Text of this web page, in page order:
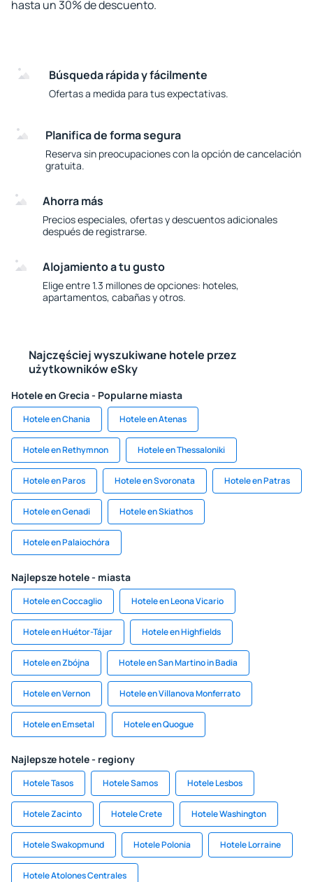
hasta un 30% de descuento.
Búsqueda rápida y fácilmente
Ofertas a medida para tus expectativas.
Planifica de forma segura
Reserva sin preocupaciones con la opción de cancelación
gratuita.
Ahorra más
Precios especiales, ofertas y descuentos adicionales
después de registrarse.
Alojamiento a tu gusto
Elige entre 1.3 millones de opciones: hoteles,
apartamentos, cabañas y otros.
Najczęściej wyszukiwane hotele przez
użytkowników eSky
Hotele en Grecia - Popularne miasta
Hotele en Chania Hotele en Atenas
Hotele en Rethymnon Hotele en Thessaloniki
Hotele en Paros Hotele en Svoronata Hotele en Patras
Hotele en Genadi Hotele en Skiathos
Hotele en Palaiochóra
Najlepsze hotele - miasta
Hotele en Coccaglio Hotele en Leona Vicario
Hotele en Huétor-Tájar Hotele en Highfields
Hotele en Zbójna Hotele en San Martino in Badia
Hotele en Vernon Hotele en Villanova Monferrato
Hotele en Emsetal Hotele en Quogue
Najlepsze hotele - regiony
Hotele Tasos Hotele Samos Hotele Lesbos
Hotele Zacinto Hotele Crete Hotele Washington
Hotele Swakopmund Hotele Polonia Hotele Lorraine
Hotele Atolones Centrales